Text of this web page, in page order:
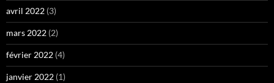
avril 2022 (3)
mars 2022 (2)
février 2022 (4)
janvier 2022 (1)